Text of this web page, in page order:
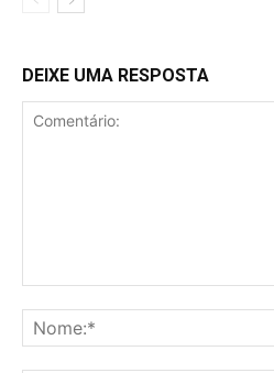
DEIXE UMA RESPOSTA